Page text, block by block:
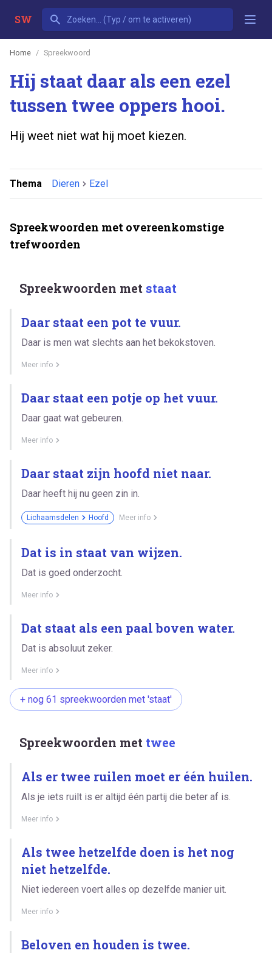
SW
Home Spreekwoord
Hij staat daar als een ezel
tussen twee oppers hooi.
Hij weet niet wat hij moet kiezen.
Thema Dieren Ezel
Spreekwoorden met overeenkomstige
trefwoorden
Spreekwoorden met staat
Daar staat een pot te vuur.
Daar is men wat slechts aan het bekokstoven.
Meer info
Daar staat een potje op het vuur.
Daar gaat wat gebeuren.
Meer info
Daar staat zijn hoofd niet naar.
Daar heeft hij nu geen zin in.
Lichaamsdelen Hoofd Meer info
Dat is in staat van wijzen.
Dat is goed onderzocht.
Meer info
Dat staat als een paal boven water.
Dat is absoluut zeker.
Meer info
+ nog 61 spreekwoorden met 'staat'
Spreekwoorden met twee
Als er twee ruilen moet er één huilen.
Als je iets ruilt is er altijd één partij die beter af is.
Meer info
Als twee hetzelfde doen is het nog
niet hetzelfde.
Niet iedereen voert alles op dezelfde manier uit.
Meer info
Beloven en houden is twee.